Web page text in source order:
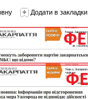
Додати в закладки